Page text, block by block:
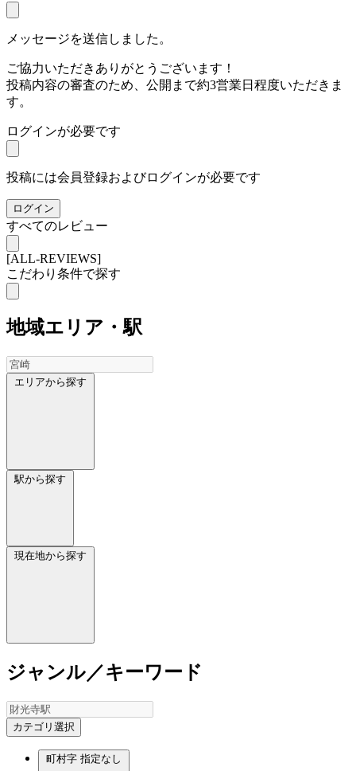
メッセージを送信しました。
ご協力いただきありがとうございます！
投稿内容の審査のため、公開まで約3営業日程度いただきま
す。
ログインが必要です
投稿には会員登録およびログインが必要です
ログイン
すべてのレビュー
[ALL-REVIEWS]
こだわり条件で探す
地域エリア・駅
エリアから探す
駅から探す
現在地から探す
ジャンル／キーワード
カテゴリ選択
町村字 指定なし